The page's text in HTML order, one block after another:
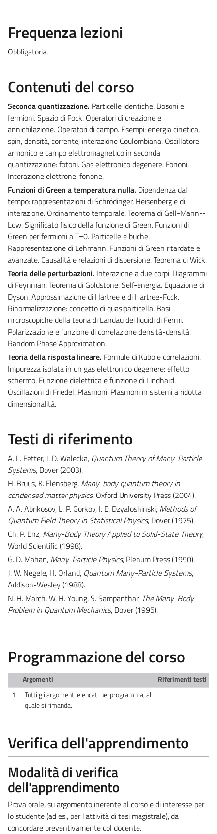
Frequenza lezioni
Obbligatoria.
Contenuti del corso
Seconda quantizzazione. Particelle identiche. Bosoni e
fermioni. Spazio di Fock. Operatori di creazione e
annichilazione. Operatori di campo. Esempi: energia cinetica,
spin, densità, corrente, interazione Coulombiana. Oscillatore
armonico e campo elettromagnetico in seconda
quantizzazione: fotoni. Gas elettronico degenere. Fononi.
Interazione elettrone-fonone.
Funzioni di Green a temperatura nulla. Dipendenza dal
tempo: rappresentazioni di Schrödinger, Heisenberg e di
interazione. Ordinamento temporale. Teorema di Gell-Mann--
Low. Significato fisico della funzione di Green. Funzioni di
Green per fermioni a T=0. Particelle e buche.
Rappresentazione di Lehmann. Funzioni di Green ritardate e
avanzate. Causalità e relazioni di dispersione. Teorema di Wick.
Teoria delle perturbazioni. Interazione a due corpi. Diagrammi
di Feynman. Teorema di Goldstone. Self-energia. Equazione di
Dyson. Approssimazione di Hartree e di Hartree-Fock.
Rinormalizzazione: concetto di quasiparticella. Basi
microscopiche della teoria di Landau dei liquidi di Fermi.
Polarizzazione e funzione di correlazione densità-densità.
Random Phase Approximation.
Teoria della risposta lineare. Formule di Kubo e correlazioni.
Impurezza isolata in un gas elettronico degenere: effetto
schermo. Funzione dielettrica e funzione di Lindhard.
Oscillazioni di Friedel. Plasmoni. Plasmoni in sistemi a ridotta
dimensionalità.
Testi di riferimento
A. L. Fetter, J. D. Walecka, Quantum Theory of Many-Particle
Systems, Dover (2003).
H. Bruus, K. Flensberg, Many-body quantum theory in
condensed matter physics, Oxford University Press (2004).
A. A. Abrikosov, L. P. Gorkov, I. E. Dzyaloshinski, Methods of
Quantum Field Theory in Statistical Physics, Dover (1975).
Ch. P. Enz, Many-Body Theory Applied to Solid-State Theory,
World Scientific (1998).
G. D. Mahan, Many-Particle Physics, Plenum Press (1990).
J. W. Negele, H. Orland, Quantum Many-Particle Systems,
Addison-Wesley (1988).
N. H. March, W. H. Young, S. Sampanthar, The Many-Body
Problem in Quantum Mechanics, Dover (1995).
Programmazione del corso
Argomenti
Riferimenti testi
1
Tutti gli argomenti elencati nel programma, al
quale si rimanda.
Verifica dell'apprendimento
Modalità di verifica
dell'apprendimento
Prova orale, su argomento inerente al corso e di interesse per
lo studente (ad es., per l'attività di tesi magistrale), da
concordare preventivamente col docente.